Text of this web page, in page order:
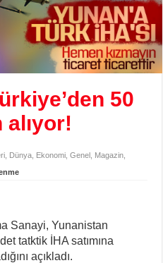
50
alıyor!
Dünya Ekonomi ,Genel Magazin
Sanayi, Yunanistan
tatktik İHA satımına
açıkladı.